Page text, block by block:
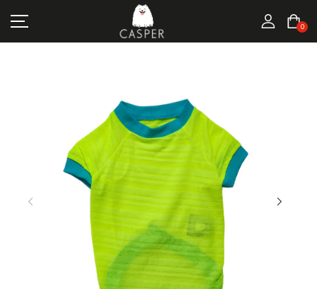
0
MARKALAR